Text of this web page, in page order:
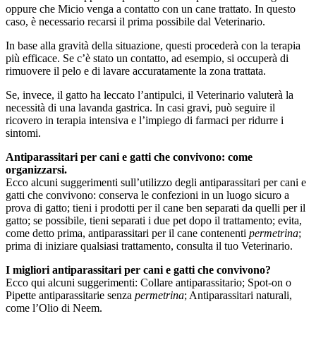
oppure che Micio venga a contatto con un cane trattato. In questo
caso, è necessario recarsi il prima possibile dal Veterinario.
In base alla gravità della situazione, questi procederà con la terapia
più efficace. Se c’è stato un contatto, ad esempio, si occuperà di
rimuovere il pelo e di lavare accuratamente la zona trattata.
Se, invece, il gatto ha leccato l’antipulci, il Veterinario valuterà la
necessità di una lavanda gastrica. In casi gravi, può seguire il
ricovero in terapia intensiva e l’impiego di farmaci per ridurre i
sintomi.
Antiparassitari per cani e gatti che convivono: come
organizzarsi.
Ecco alcuni suggerimenti sull’utilizzo degli antiparassitari per cani e
gatti che convivono: conserva le confezioni in un luogo sicuro a
prova di gatto; tieni i prodotti per il cane ben separati da quelli per il
gatto; se possibile, tieni separati i due pet dopo il trattamento; evita,
come detto prima, antiparassitari per il cane contenenti permetrina;
prima di iniziare qualsiasi trattamento, consulta il tuo Veterinario.
I migliori antiparassitari per cani e gatti che convivono?
Ecco qui alcuni suggerimenti: Collare antiparassitario; Spot-on o
Pipette antiparassitarie senza permetrina; Antiparassitari naturali,
come l’Olio di Neem.